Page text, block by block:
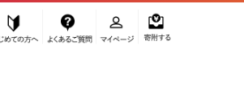
ふるぽ JTBのふるさと納税サイト